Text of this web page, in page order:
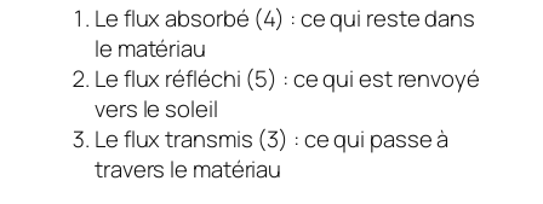
Le flux absorbé (4) : ce qui reste dans
le matériau
Le flux réfléchi (5) : ce qui est renvoyé
vers le soleil
Le flux transmis (3) : ce qui passe à
travers le matériau